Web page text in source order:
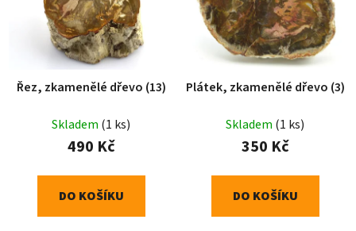
Řez, zkamenělé dřevo (13)
Skladem (1 ks)
490 Kč
DO KOŠÍKU
Plátek, zkamenělé dřevo (3)
Skladem (1 ks)
350 Kč
DO KOŠÍKU